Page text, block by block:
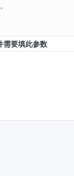
需要填此参数